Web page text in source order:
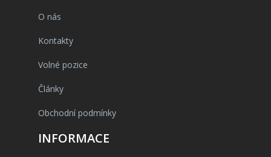
O nás
Kontakty
Volné pozice
Články
Obchodní podmínky
INFORMACE